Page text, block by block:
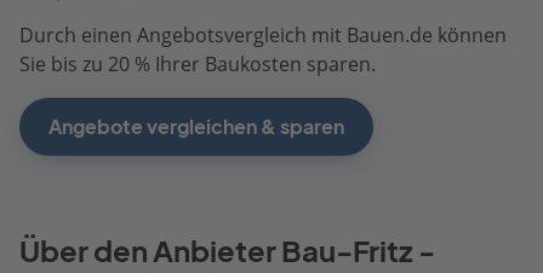
Durch einen Angebotsvergleich mit Bauen.de können
Sie bis zu 20 % Ihrer Baukosten sparen.
Angebote vergleichen & sparen
Über den Anbieter Bau-Fritz -